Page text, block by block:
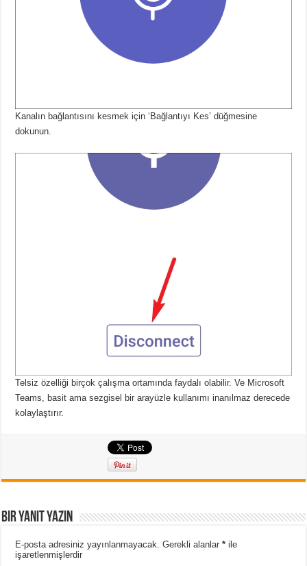
Kanalın bağlantısını kesmek için ‘Bağlantıyı Kes’ düğmesine
dokunun.
Telsiz özelliği birçok çalışma ortamında faydalı olabilir.Ve Microsoft
Teams, basit ama sezgisel bir arayüzle kullanımı inanılmaz derecede
kolaylaştırır.
Bir yanıt yazın
E-posta adresiniz yayınlanmayacak. Gerekli alanlar* ile
işaretlenmişlerdir